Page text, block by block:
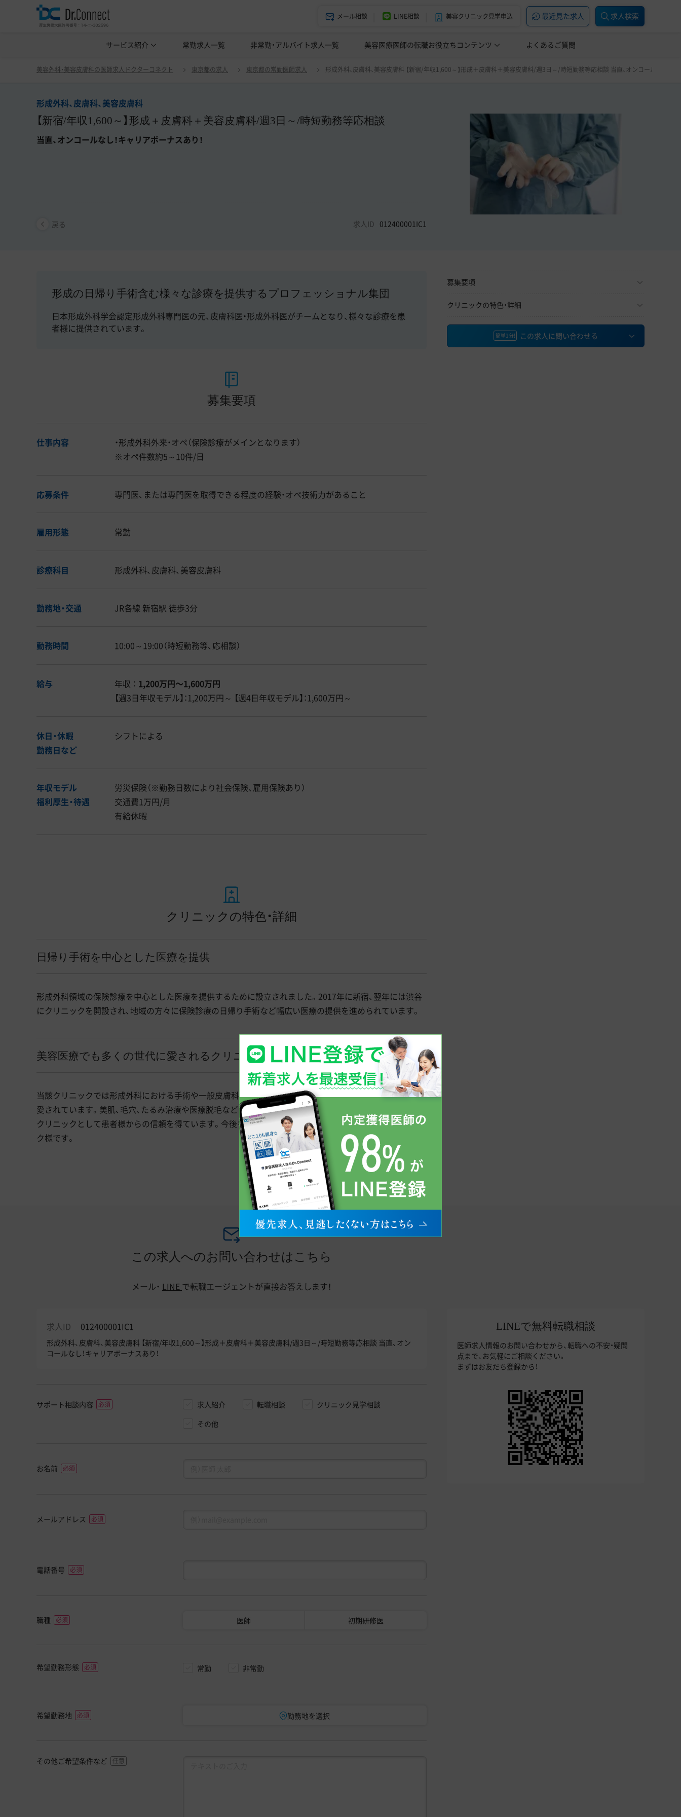
メール相談 LINE相談 美容クリニック見学申込 最近見た求人 求人検索
サービス紹介 ドクターコネクトの強み エージェント紹介
常勤求人一覧 非常勤・アルバイト求人一覧 美容医療医師の転職お役立ちコンテンツ
美容クリニック見学・研修情報 美容外科・美容皮膚科の医師転職体験談 美容クリニックインタビュー 美容医療の転職お役立ち記事 美容医療辞典
よくあるご質問
美容外科・美容皮膚科の医師求人ドクターコネクト 東京都の求人 東京都の常勤医師求人 形成外科、皮膚科、美容皮膚科 【新宿/年収1,600～】形成＋皮膚科＋美容皮膚科/週3日～/時短勤務等応相談 当直、オンコールなし！キ
形成外科、皮膚科、美容皮膚科
【新宿/年収1,600～】形成＋皮膚科＋美容皮膚科/週3日～/時短勤務等応相談
当直、オンコールなし！キャリアボーナスあり！
戻る 求人ID 012400001IC1
戻る 形成外科、皮膚科、美容皮膚科 【新宿/年収1,600～】形成＋皮膚科＋美容皮膚科/週3日～/時短勤務等応相談 当直、オンコールなし！キャリアボーナスあり！
形成の日帰り手術含む様々な診療を提供するプロフェッショナル集団
日本形成外科学会認定形成外科専門医の元、皮膚科医・形成外科医がチームとなり、様々な診療を患
者様に提供されています。
募集要項
仕事内容
・形成外科外来・オペ（保険診療がメインとなります）
※オペ件数約5～10件/日
応募条件 専門医、または専門医を取得できる程度の経験・オペ技術力があること
雇用形態 常勤
診療科目 形成外科、皮膚科、美容皮膚科
勤務地・交通 JR各線 新宿駅 徒歩3分
勤務時間 10:00～19:00（時短勤務等、応相談）
給与 年収 ： 1,200万円〜1,600万円
【週3日年収モデル】：1,200万円～ 【週4日年収モデル】：1,600万円～
休日・休暇
勤務日など
シフトによる
年収モデル
福利厚生・待遇
労災保険（※勤務日数により社会保険、雇用保険あり）
交通費1万円/月
有給休暇
クリニックの特色・詳細
日帰り手術を中心とした医療を提供
形成外科領域の保険診療を中心とした医療を提供するために設立されました。2017年に新宿、翌年には渋谷
にクリニックを開設され、地域の方々に保険診療の日帰り手術など幅広い医療の提供を進められています。
美容医療でも多くの世代に愛されるクリニックへ
当該クリニックでは形成外科における手術や一般皮膚科診療だけでなく美容皮膚科でも多くの地域患者様に
愛されています。美肌、毛穴、たるみ治療や医療脱毛なども提供されており、気軽に通える皮膚・肌の総合専門
クリニックとして患者様からの信頼を得ています。今後も分院展開を予定していらっしゃる注目のクリニッ
ク様です。
募集要項
クリニックの特色・詳細
簡単1分! この求人に問い合わせる
この求人へのお問い合わせはこちら
メール・ LINE で転職エージェントが直接お答えします！
求人ID 012400001IC1
形成外科、皮膚科、美容皮膚科 【新宿/年収1,600～】形成＋皮膚科＋美容皮膚科/週3日～/時短勤務等応相談 当直、オン
コールなし！キャリアボーナスあり！
サポート相談内容 求人紹介 転職相談
クリニック見学相談
その他
お名前
メールアドレス
電話番号
職種 医師 初期研修医
希望勤務形態 常勤 非常勤
希望勤務地 勤務地を選択
その他ご希望条件など
LINEで無料転職相談
医師求人情報のお問い合わせから、転職への不安・疑問
点まで、お気軽にご相談ください。
まずはお友だち登録から！